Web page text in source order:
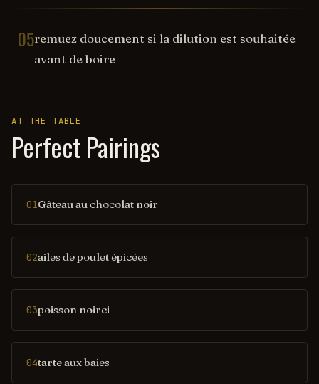
05remuez doucement si la dilution est souhaitée
avant de boire
AT THE TABLE
Perfect Pairings
01Gâteau au chocolat noir
02ailes de poulet épicées
03poisson noirci
04tarte aux baies